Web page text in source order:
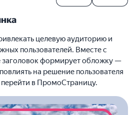
целевую аудиторию и
пользователей. Вместе с
заголовок формирует обложку —
на решение пользователя
перейти в ПромоСтраницу.